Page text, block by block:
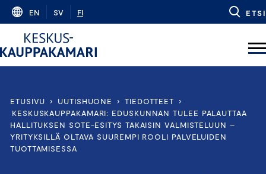
Skip
content
EN SV FI ETSI
ETUSIVU › UUTISHUONE › TIEDOTTEET
›
KESKUSKAUPPAKAMARI: EDUSKUNNAN TULEE PALAUTTAA
HALLITUKSEN SOTE-ESITYS TAKAISIN VALMISTELUUN –
YRITYKSILLÄ OLTAVA SUUREMPI ROOLI PALVELUIDEN
TUOTTAMISESSA